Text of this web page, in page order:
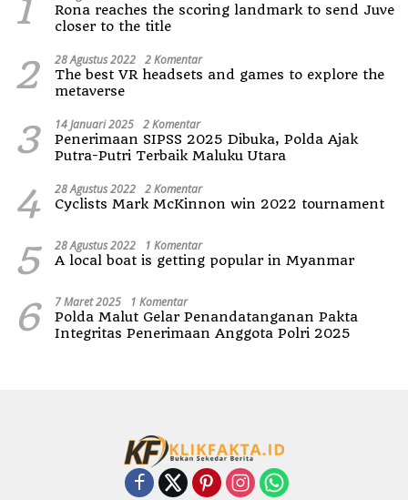
1
Rona reaches the scoring landmark to send Juve
closer to the title
2 28 Agustus 2022 2 Komentar
The best VR headsets and games to explore the
metaverse
3 14 Januari 2025 2 Komentar
Penerimaan SIPSS 2025 Dibuka, Polda Ajak
Putra-Putri Terbaik Maluku Utara
4 28 Agustus 2022 2 Komentar
Cyclists Mark McKinnon win 2022 tournament
5 28 Agustus 2022 1 Komentar
A local boat is getting popular in Myanmar
6 7 Maret 2025 1 Komentar
Polda Malut Gelar Penandatanganan Pakta
Integritas Penerimaan Anggota Polri 2025